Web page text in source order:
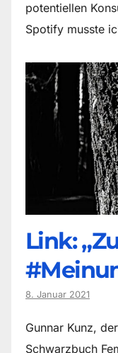
potentiellen
Spotify musste
Link:
8. Januar 2021
Gunnar Kunz,
Schwarzbuch